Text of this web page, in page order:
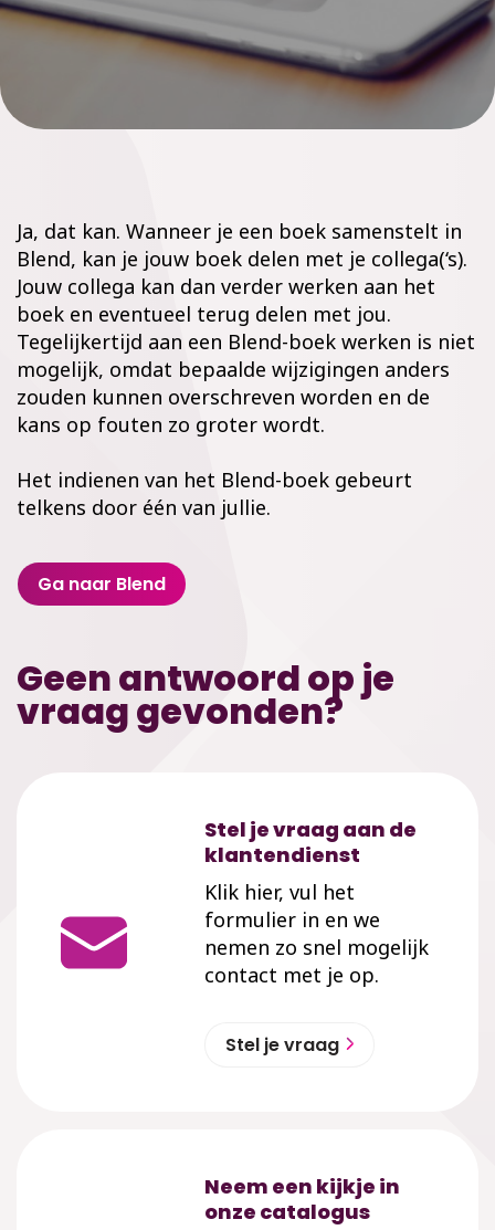
Ja, dat kan. Wanneer je een boek samenstelt in
Blend, kan je jouw boek delen met je collega(‘s).
Jouw collega kan dan verder werken aan het
boek en eventueel terug delen met jou.
Tegelijkertijd aan een Blend-boek werken is niet
mogelijk, omdat bepaalde wijzigingen anders
zouden kunnen overschreven worden en de
kans op fouten zo groter wordt.
Het indienen van het Blend-boek gebeurt
telkens door één van jullie.
Ga naar Blend
Geen antwoord op je
vraag gevonden?
Stel je vraag aan de
klantendienst
Klik hier, vul het
formulier in en we
nemen zo snel mogelijk
contact met je op.
Stel je vraag
Neem een kijkje in
onze catalogus